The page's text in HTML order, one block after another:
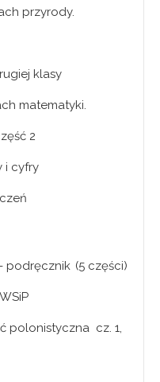
przyrody.
klasy
matematyki.
2
i cyfry
- podręcznik (5 części)
polonistyczna cz. 1,